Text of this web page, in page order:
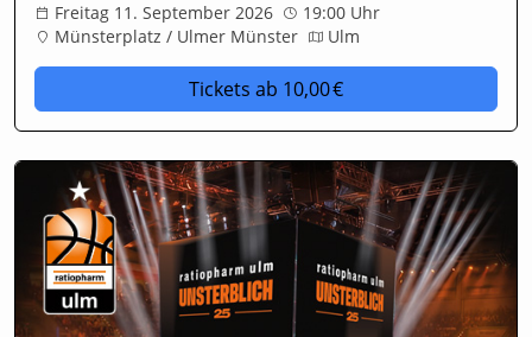
Freitag 11. September 2026
19:00 Uhr
Münsterplatz / Ulmer Münster
Ulm
Tickets ab 10,00 €